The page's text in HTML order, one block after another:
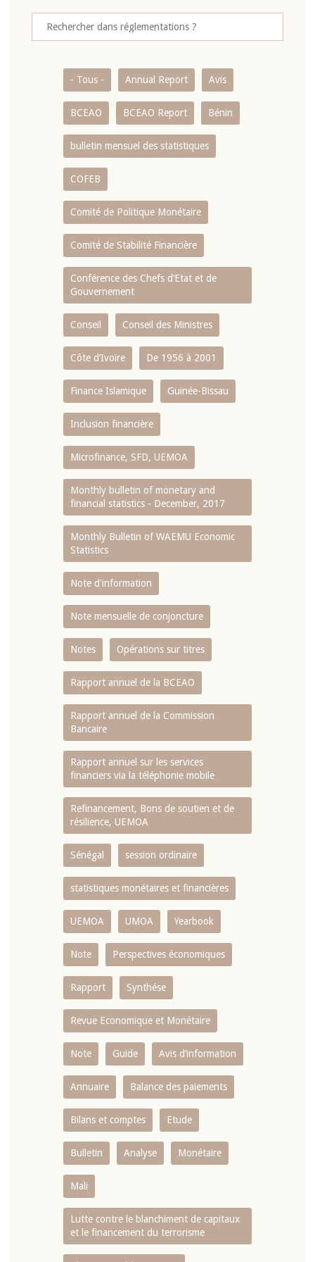
- Tous - Annual Report Avis
BCEAO BCEAO Report Bénin
bulletin mensuel des statistiques
COFEB
Comité de Politique Monétaire
Comité de Stabilité Financière
Conférence des Chefs d’Etat et de
Gouvernement
Conseil Conseil des Ministres
Côte d’Ivoire De 1956 à 2001
Finance Islamique Guinée-Bissau
Inclusion financière
Microfinance, SFD, UEMOA
Monthly bulletin of monetary and
financial statistics - December, 2017
Monthly Bulletin of WAEMU Economic
Statistics
Note d'information
Note mensuelle de conjoncture
Notes Opérations sur titres
Rapport annuel de la BCEAO
Rapport annuel de la Commission
Bancaire
Rapport annuel sur les services
financiers via la téléphonie mobile
Refinancement, Bons de soutien et de
résilience, UEMOA
Sénégal session ordinaire
statistiques monétaires et financières
UEMOA UMOA Yearbook
Note Perspectives économiques
Rapport Synthése
Revue Economique et Monétaire
Note Guide Avis d’information
Annuaire Balance des paiements
Bilans et comptes Etude
Bulletin Analyse Monétaire
Mali
Lutte contre le blanchiment de capitaux
et le financement du terrorisme